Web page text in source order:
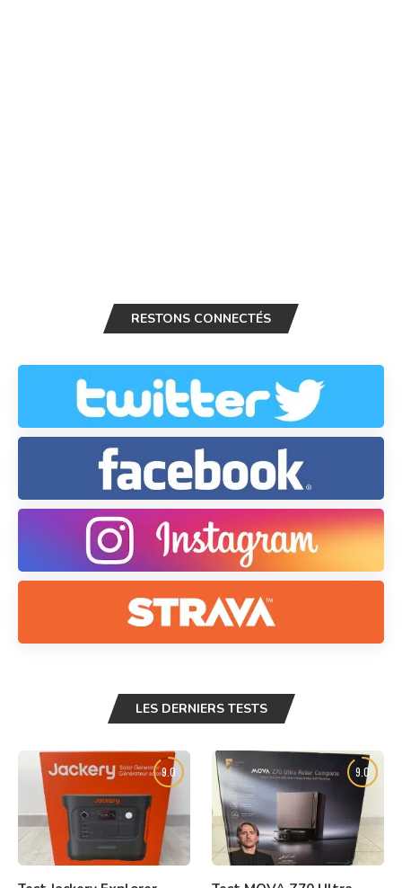
RESTONS CONNECTÉS
LES DERNIERS TESTS
9.0 9.0